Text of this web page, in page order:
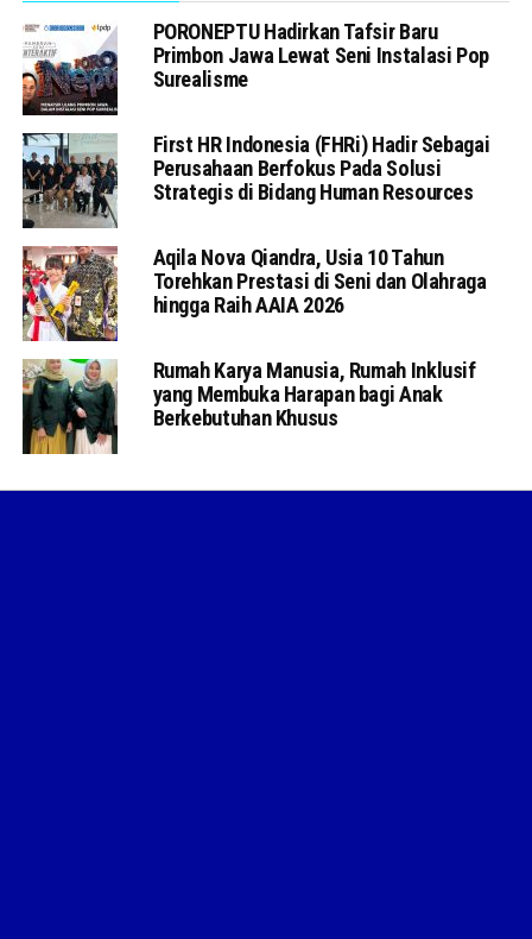
PORONEPTU Hadirkan Tafsir Baru
Primbon Jawa Lewat Seni Instalasi Pop
Surealisme
First HR Indonesia (FHRi) Hadir Sebagai
Perusahaan Berfokus Pada Solusi
Strategis di Bidang Human Resources
Aqila Nova Qiandra, Usia 10 Tahun
Torehkan Prestasi di Seni dan Olahraga
hingga Raih AAIA 2026
Rumah Karya Manusia, Rumah Inklusif
yang Membuka Harapan bagi Anak
Berkebutuhan Khusus